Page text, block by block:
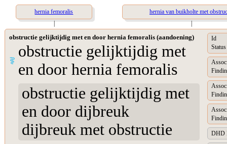
hernia femoralis
hernia van buikholte met
|
|
obstructie gelijktijdig met en door hernia femoralis (aandoening)
obstructie gelijktijdig met
en door hernia femoralis
obstructie gelijktijdig met
en door dijbreuk
dijbreuk met obstructie
Id
Status
DHD